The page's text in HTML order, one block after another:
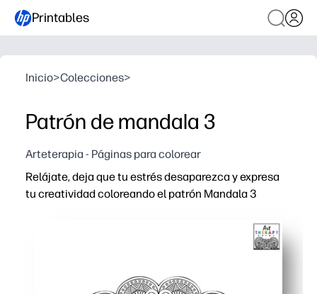
Printables
Inicio>Colecciones>
Patrón de mandala 3
Arteterapia - Páginas para colorear
Relájate, deja que tu estrés desaparezca y expresa
tu creatividad coloreando el patrón Mandala 3
Práctica impresión y uso: basta con pulsar imprimir y
Concentración relajante: ideal para perder el cerebro,
Uso flexible: ideal para quienes terminan temprano,